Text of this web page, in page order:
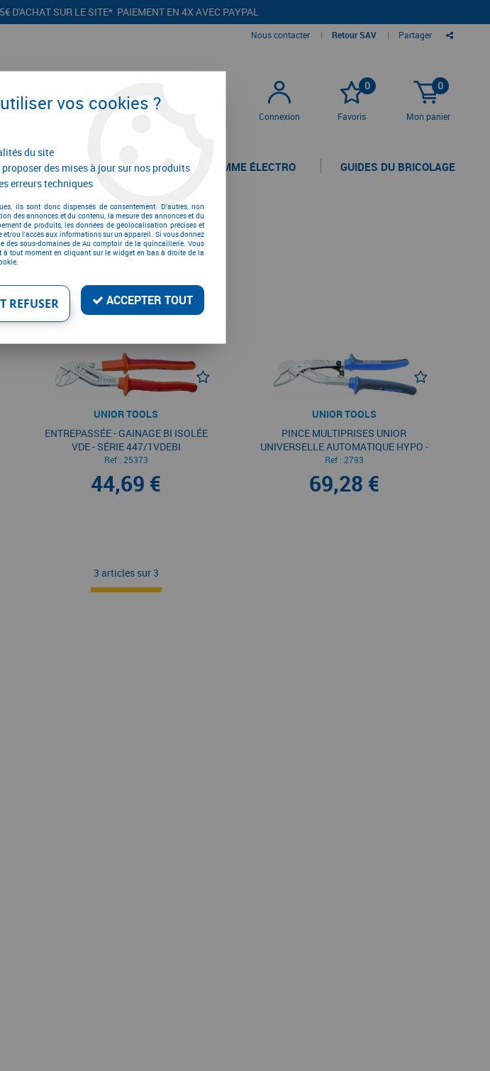
D'ACHAT SUR LE SITE* PAIEMENT EN 4X AVEC PAYPAL
Nous contacter | Retour SAV | Partager
Connexion
0
Favoris
0
Mon panier
PROMOTIONS LA GAMME ÉLECTRO GUIDES DU BRICOLAGE
Unior
3 articles sur3
UNIOR TOOLS
ENTREPASSÉE - GAINAGE BI ISOLÉE
VDE - SÉRIE 447/1VDEBI
Ref : 25373
44,69 €
UNIOR TOOLS
PINCE MULTIPRISES UNIOR
UNIVERSELLE AUTOMATIQUE HYPO -
SÉRIE 442
Ref : 2793
69,28 €
3 articles sur 3
vos cookies ?
du site
des mises à jour sur nos produits
erreurs techniques
ils sont donc dispensés de consentement. D'autres, non
des annonces et du contenu, la mesure des annonces et du
de produits, les données de géolocalisation précises et
ou l'accès aux informations sur un appareil. Si vous donnez
des sous-domaines de Au comptoir de la quincaillerie. Vous
tout moment en cliquant sur le widget en bas à droite de la
REFUSER ACCEPTER TOUT